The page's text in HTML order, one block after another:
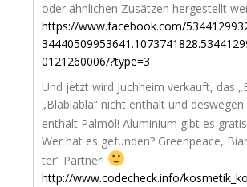
oder ähn­li­chen Zusät­zen her­ge­stellt
https://www.facebook.com/
0121260006/?type=3
Und jetzt wird Juch­heim ver­kauft, das
„Bla­bla­bla” nicht ent­hält und
ent­hält Palm­öl! Alu­mi­ni­um gibt es
Wer hat es gefun­den? Green­peace,
ter” Partner!
http://www.codecheck.info/